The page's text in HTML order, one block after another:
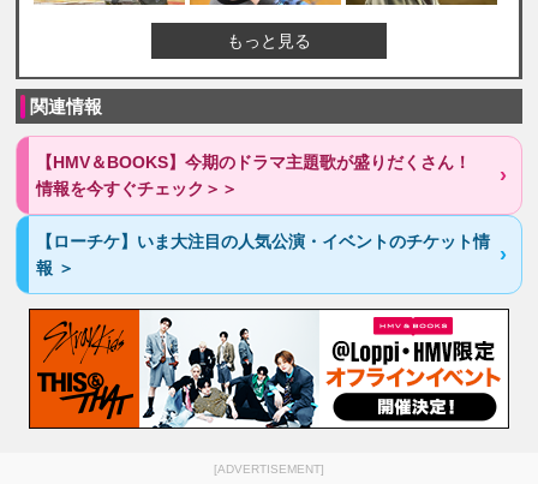
もっと見る
関連情報
【HMV＆BOOKS】今期のドラマ主題歌が盛りだくさん！
情報を今すぐチェック＞＞
【ローチケ】いま大注目の人気公演・イベントのチケット情
報 ＞
[ADVERTISEMENT]